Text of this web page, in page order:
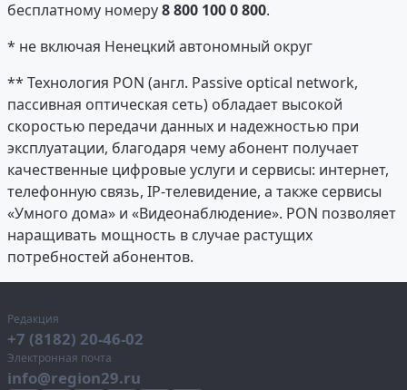
бесплатному номеру8 800 100 0 800.
* не включая Ненецкий автономный округ
** Технология PON (англ. Passive optical network,
пассивная оптическая сеть) обладает высокой
скоростью передачи данных и надежностью при
эксплуатации, благодаря чему абонент получает
качественные цифровые услуги и сервисы: интернет,
телефонную связь, IP-телевидение, а также сервисы
«Умного дома» и «Видеонаблюдение». PON позволяет
наращивать мощность в случае растущих
потребностей абонентов.
Редакция
+7 (8182) 20-46-02
Электронная почта
info@region29.ru